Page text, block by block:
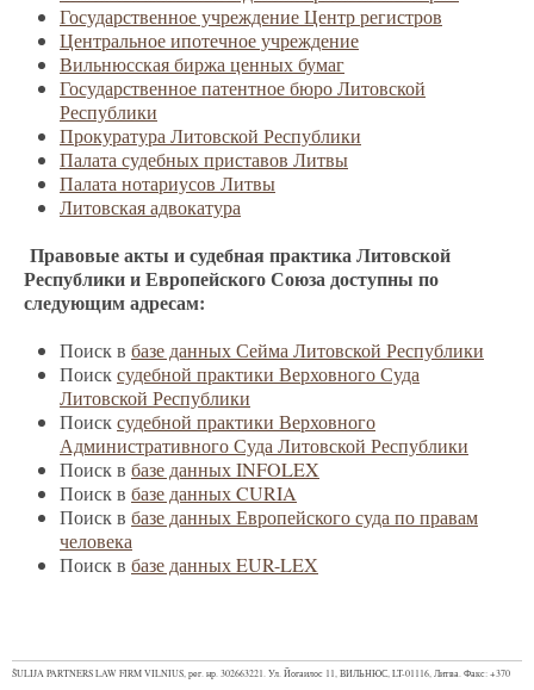
Государственное учреждение Центр регистров
Центральное ипотечное учреждение
Вильнюсская биржа ценных бумаг
Государственное патентное бюро Литовской
Республики
Прокуратура Литовской Республики
Палата судебных приставов Литвы
Палата нотариусов Литвы
Литовская адвокатура
Правовые акты и судебная практика Литовской
Республики и Европейского Союза доступны по
следующим адресам:
Поиск в базе данных Сейма Литовской Республики
Поисксудебной практики Верховного Суда
Литовской Республики
Поисксудебной практики Верховного
Административного Суда Литовской Республики
Поиск в базе данных INFOLEX
Поиск в базе данных CURIA
Поиск в базе данных Европейского суда по правам
человека
Поиск в базе данных EUR-LEX
ŠULIJA PARTNERS LAW FIRM VILNIUS, рег. нр. 302663221. Ул. Йогаилос 11, ВИЛЬНЮС, LT-01116, Литва. Факс: +370